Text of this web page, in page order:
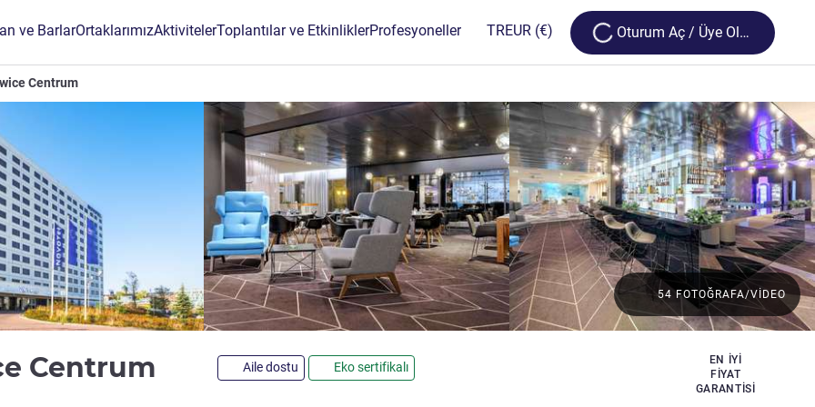
ve BarlarOrtaklarımızAktivitelerToplantılar ve EtkinliklerProfesyoneller TREUR (€) Loading...
Oturum Aç / Üye Olun
Centrum
Centrum 4 yıldızAile dostu Eko sertifikalı
EN IYI
FIYAT
GARANTISI
54 FOTOĞRAFA/VIDEO